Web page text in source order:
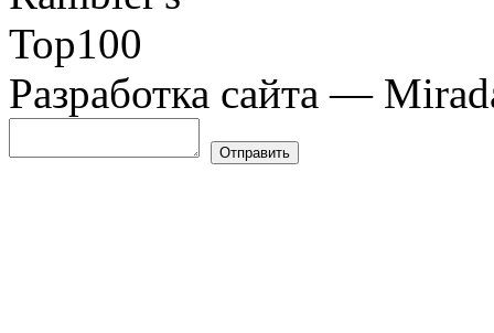
Разработка сайта —